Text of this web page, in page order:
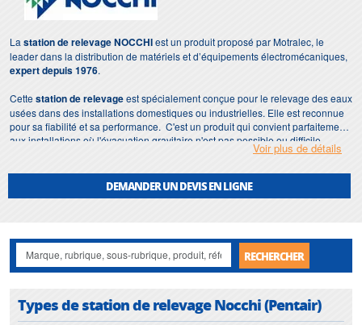
La station de relevage NOCCHIest un produit proposé par Motralec, le
leader dans la distribution de matériels et d’équipements électromécaniques,
expert depuis 1976.
Cettestation de relevageest spécialement conçue pour le relevage des eaux
usées dans des installations domestiques ou industrielles. Elle est reconnue
pour sa fiabilité et sa performance. C'est un produit qui convient parfaitement
aux installations où l'évacuation gravitaire n'est pas possible ou difficile.
Voir plus de détails
DEMANDER UN DEVIS EN LIGNE
RECHERCHER
Types de station de relevage Nocchi (Pentair)